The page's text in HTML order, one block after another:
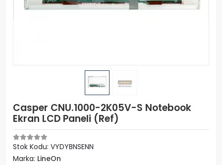
Casper CNU.1000-2K05V-S Notebook
Ekran LCD Paneli (Ref)
Stok Kodu: VYDYBNSENN
Marka: LineOn